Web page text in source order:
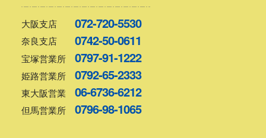
大阪支店 072-720-5530
奈良支店 0742-50-0611
宝塚営業所 0797-91-1222
姫路営業所 0792-65-2333
東大阪営業 06-6736-6212
但馬営業所 0796-98-1065